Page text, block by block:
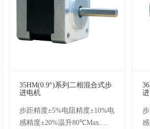
35HM(0.9°)系列二相混合式步
进电机
步距精度±5%电阻精度±10%电
感精度±20%温升80℃Max.环